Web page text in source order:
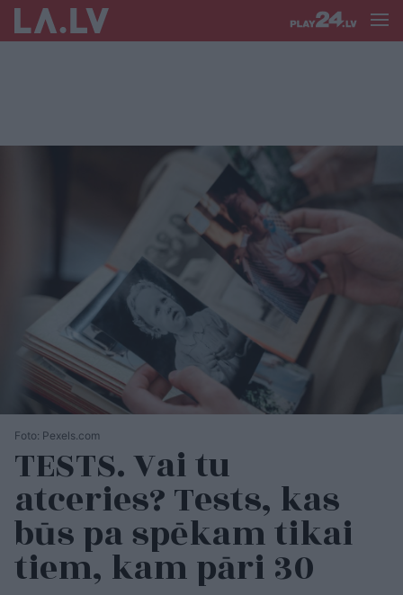
Foto: Pexels.com
TESTS. Vai tu
atceries? Tests, kas
būs pa spēkam tikai
tiem, kam pāri 30